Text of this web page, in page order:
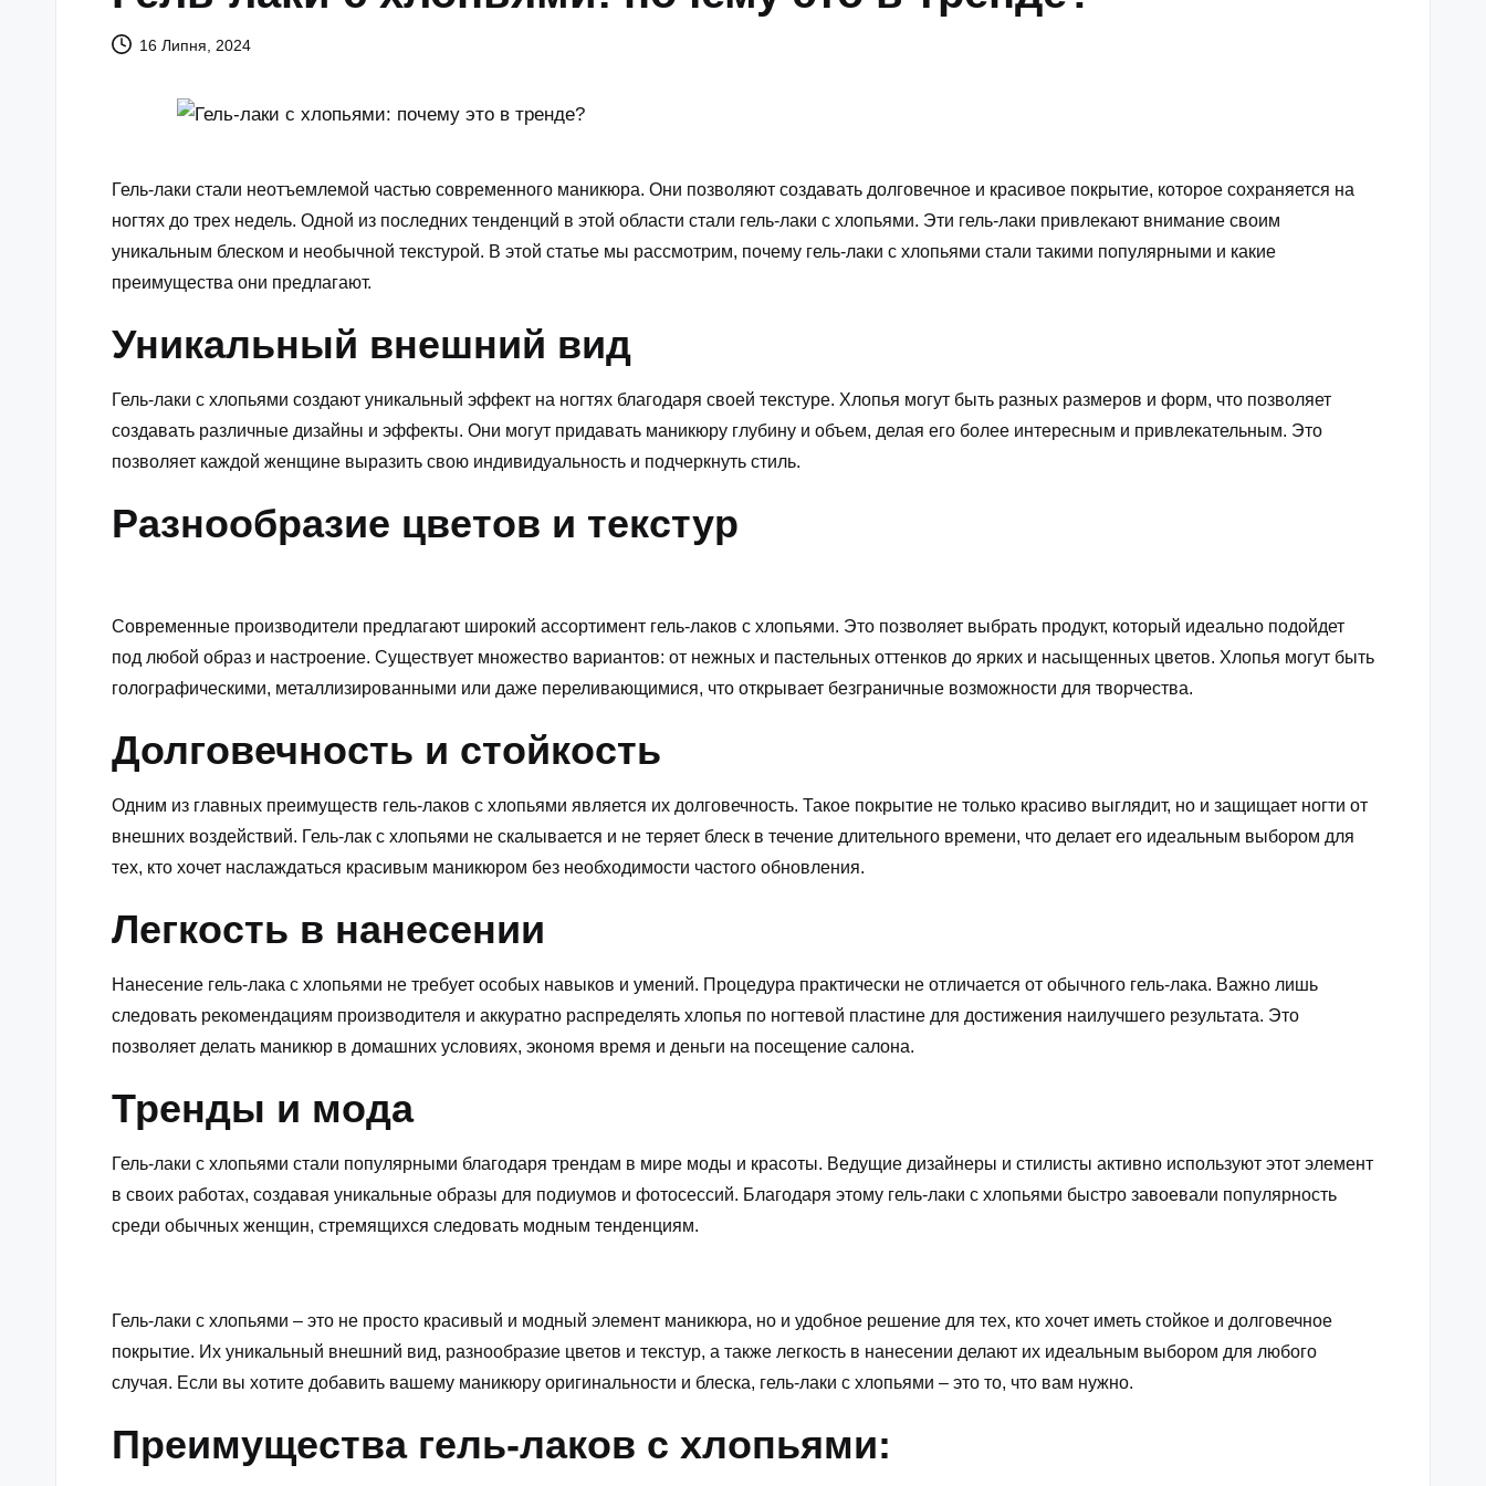
16 Липня, 2024
Гель-лаки стали неотъемлемой частью современного маникюра. Они позволяют создавать долговечное и красивое покрытие, которое сохраняется на
ногтях до трех недель. Одной из последних тенденций в этой области стали гель-лаки с хлопьями. Эти гель-лаки привлекают внимание своим
уникальным блеском и необычной текстурой. В этой статье мы рассмотрим, почему гель-лаки с хлопьями стали такими популярными и какие
преимущества они предлагают.
Уникальный внешний вид
Гель-лаки с хлопьями создают уникальный эффект на ногтях благодаря своей текстуре. Хлопья могут быть разных размеров и форм, что позволяет
создавать различные дизайны и эффекты. Они могут придавать маникюру глубину и объем, делая его более интересным и привлекательным. Это
позволяет каждой женщине выразить свою индивидуальность и подчеркнуть стиль.
Разнообразие цветов и текстур
Современные производители предлагают широкий ассортимент гель-лаков с хлопьями. Это позволяет выбрать продукт, который идеально подойдет
под любой образ и настроение. Существует множество вариантов: от нежных и пастельных оттенков до ярких и насыщенных цветов. Хлопья могут быть
голографическими, металлизированными или даже переливающимися, что открывает безграничные возможности для творчества.
Долговечность и стойкость
Одним из главных преимуществ гель-лаков с хлопьями является их долговечность. Такое покрытие не только красиво выглядит, но и защищает ногти от
внешних воздействий. Гель-лак с хлопьями не скалывается и не теряет блеск в течение длительного времени, что делает его идеальным выбором для
тех, кто хочет наслаждаться красивым маникюром без необходимости частого обновления.
Легкость в нанесении
Нанесение гель-лака с хлопьями не требует особых навыков и умений. Процедура практически не отличается от обычного гель-лака. Важно лишь
следовать рекомендациям производителя и аккуратно распределять хлопья по ногтевой пластине для достижения наилучшего результата. Это
позволяет делать маникюр в домашних условиях, экономя время и деньги на посещение салона.
Тренды и мода
Гель-лаки с хлопьями стали популярными благодаря трендам в мире моды и красоты. Ведущие дизайнеры и стилисты активно используют этот элемент
в своих работах, создавая уникальные образы для подиумов и фотосессий. Благодаря этому гель-лаки с хлопьями быстро завоевали популярность
среди обычных женщин, стремящихся следовать модным тенденциям.
Гель-лаки с хлопьями – это не просто красивый и модный элемент маникюра, но и удобное решение для тех, кто хочет иметь стойкое и долговечное
покрытие. Их уникальный внешний вид, разнообразие цветов и текстур, а также легкость в нанесении делают их идеальным выбором для любого
случая. Если вы хотите добавить вашему маникюру оригинальности и блеска, гель-лаки с хлопьями – это то, что вам нужно.
Преимущества гель-лаков с хлопьями: